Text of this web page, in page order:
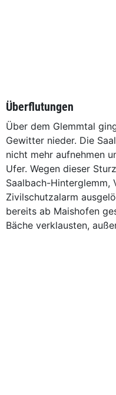
Überflutungen
Über dem Glemmtal
Gewitter nieder. Die
nicht mehr aufnehmen
Ufer. Wegen dieser
Saalbach-Hinterglemm,
Zivilschutzalarm
bereits ab Maishofen
Bäche verklausten,